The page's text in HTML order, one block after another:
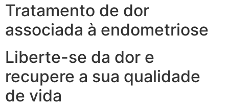
Tratamento de dor
associada à endometriose
Liberte-se da dor e
recupere a sua qualidade
de vida